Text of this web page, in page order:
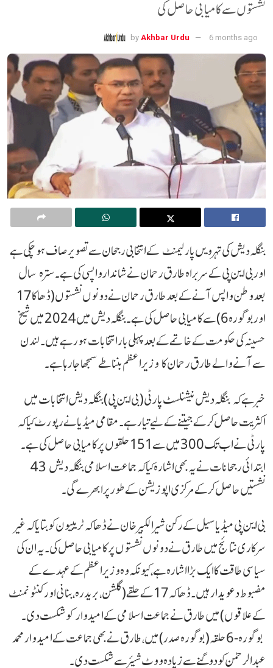
نشستوں سے کامیابی حاصل کی
by Akhbar Urdu 6 months ago
بنگلہ دیش کی تہرویں پارلیمنٹ کے انتخابی رجحان سے تصویر صاف ہو چکی ہے
اور بی این پی کے سربراہ طارق رحمان نے شاندار واپسی کی ہے۔ سترہ سال
بعد وطن واپس آنے کے بعد طارق رحمان نے دونوں نشستوں (ڈھاکا 17
اور بوگورہ 6) سے کامیابی حاصل کی ہے۔ بنگلہ دیش میں 2024 میں شیخ
حسینہ کی حکومت کے خاتمے کے بعد پہلی بار انتخابات ہو رہے ہیں۔لندن
سے آنے والے طارق رحمان کا وزیر اعظم بننا طے سمجھا جا رہا ہے۔
خبر ہے کہ بنگلہ دیش نیشنلسٹ پارٹی (بی این پی) بنگلہ دیش انتخابات میں
اکثریت حاصل کر کے جیتنے کے لیے تیار ہے۔ مقامی میڈیا نے رپورٹ کیا کہ
پارٹی نے اب تک 300 میں سے 151 حلقوں پر کامیابی حاصل کی ہے۔
ابتدائی رجحانات نے یہ بھی اشارہ کیا کہ جماعت اسلامی بنگلہ دیش 43
نشستیں حاصل کرکے مرکزی اپوزیشن کے طور پر ابھرے گی۔
بی این پی میڈیا سیل کے رکن شیر الکبیر خان نے ڈھاکہ ٹریبیون کو بتایا کہ غیر
سرکاری نتائج میں طارق نے دونوں نشستوں پر کامیابی حاصل کی۔ یہ ان کی
سیاسی طاقت کا ایک بڑا اشارہ ہے، کیونکہ وہ وزیر اعظم کے عہدے کے
مضبوط دعویدار ہیں۔ ڈھاکہ 17 کے حلقے (گلشن، بریدرہ، بنانی اور کنٹونمنٹ
کے علاقوں) میں طارق نے جماعت اسلامی کے امیدوار کو شکست دی۔
بوگورہ-6 حلقہ (بوگورہ صدر) میں، طارق نے بھی جماعت کے امیدوار محمد
عبدالرحمٰن کو دوگنے سے زیادہ ووٹ شیئر سے شکست دی۔